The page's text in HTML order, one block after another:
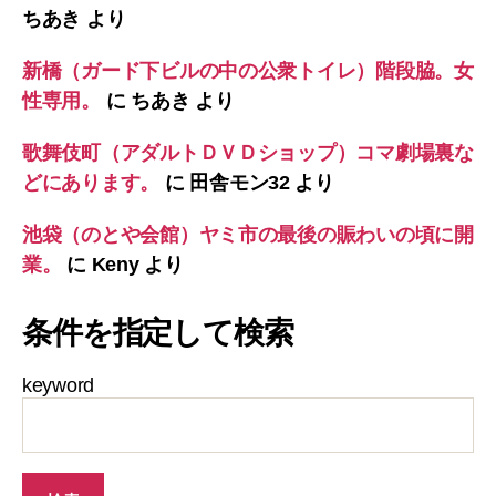
ちあき より
新橋（ガード下ビルの中の公衆トイレ）階段脇。女
性専用。
に ちあき より
歌舞伎町（アダルトＤＶＤショップ）コマ劇場裏な
どにあります。
に 田舎モン32より
池袋（のとや会館）ヤミ市の最後の賑わいの頃に開
業。
に Kenyより
条件を指定して検索
keyword